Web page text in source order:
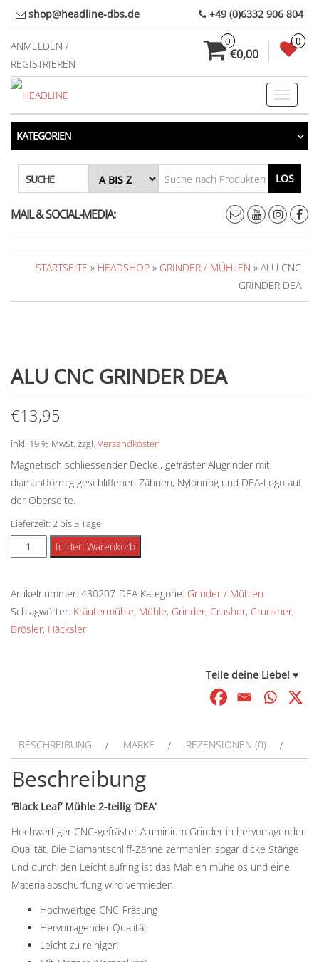
Direkt
zum
Inhalt
shop@headline-dbs.de +49 (0)6332 906 804
ANMELDEN /
REGISTRIEREN
0
€0,00
0
Toggle
KATEGORIEN
SUCHE LOS
MAIL & SOCIAL-MEDIA:
STARTSEITE » HEADSHOP » GRINDER / MÜHLEN » ALU CNC
GRINDER DEA
ALU CNC GRINDER DEA
€13,95
inkl. 19 % MwSt. zzgl. Versandkosten
Magnetisch schliessender Deckel, gefräster Alugrinder mit
diamantförmig geschliffenen Zähnen, Nylonring und DEA-Logo auf
der Oberseite.
Lieferzeit: 2 bis 3 Tage
CNC
DEA
Menge
In den Warenkorb
Artikelnummer: 430207-DEA Kategorie: Grinder / Mühlen
Schlagwörter: Kräutermühle, Mühle, Grinder, Crusher, Crunsher,
Brösler, Häcksler
Teile deine Liebe! ♥
BESCHREIBUNG MARKE REZENSIONEN (0)
Beschreibung
‘Black Leaf’ Mühle 2-teilig ‘DEA’
Hochwertiger CNC-gefräster Aluminium Grinder in hervorragender
Qualität. Die Diamantschliff-Zähne zermahlen sogar dicke Stängel
und durch den Leichtlaufring ist das Mahlen mühelos und eine
Materialabschürfung wird vermieden.
Hochwertige CNC-Fräsung
Hervorragender Qualität
Leicht zu reinigen